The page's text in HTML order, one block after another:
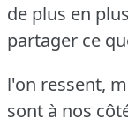
de plus en
partager ce
l'on ressent,
sont à nos